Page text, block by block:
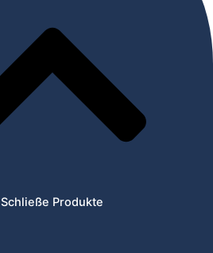
Schließe Produkte